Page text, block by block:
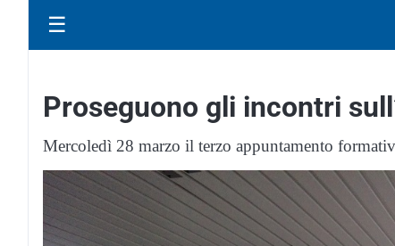
☰
Proseguono gli incontri
Mercoledì 28 marzo il terzo appuntamento